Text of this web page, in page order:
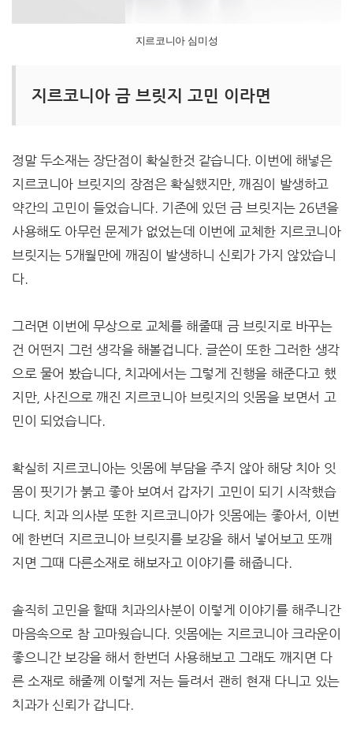
지르코니아 심미성
지르코니아 금 브릿지 고민 이라면
정말 두소재는 장단점이 확실한것 같습니다. 이번에 해넣은
지르코니아 브릿지의 장점은 확실했지만, 깨짐이 발생하고
약간의 고민이 들었습니다. 기존에 있던 금 브릿지는 26년을
사용해도 아무런 문제가 없었는데 이번에 교체한 지르코니아
브릿지는 5개월만에 깨짐이 발생하니 신뢰가 가지 않았습니
다.
그러면 이번에 무상으로 교체를 해줄때 금 브릿지로 바꾸는
건 어떤지 그런 생각을 해볼겁니다. 글쓴이 또한 그러한 생각
으로 물어 봤습니다, 치과에서는 그렇게 진행을 해준다고 했
지만, 사진으로 깨진 지르코니아 브릿지의 잇몸을 보면서 고
민이 되었습니다.
확실히 지르코니아는 잇몸에 부담을 주지 않아 해당 치아 잇
몸이 핏기가 붉고 좋아 보여서 갑자기 고민이 되기 시작했습
니다. 치과 의사분 또한 지르코니아가 잇몸에는 좋아서, 이번
에 한번더 지르코니아 브릿지를 보강을 해서 넣어보고 또깨
지면 그때 다른소재로 해보자고 이야기를 해줍니다.
솔직히 고민을 할때 치과의사분이 이렇게 이야기를 해주니간
마음속으로 참 고마웠습니다. 잇몸에는 지르코니아 크라운이
좋으니간 보강을 해서 한번더 사용해보고 그래도 깨지면 다
른 소재로 해줄께 이렇게 저는 들려서 괜히 현재 다니고 있는
치과가 신뢰가 갑니다.